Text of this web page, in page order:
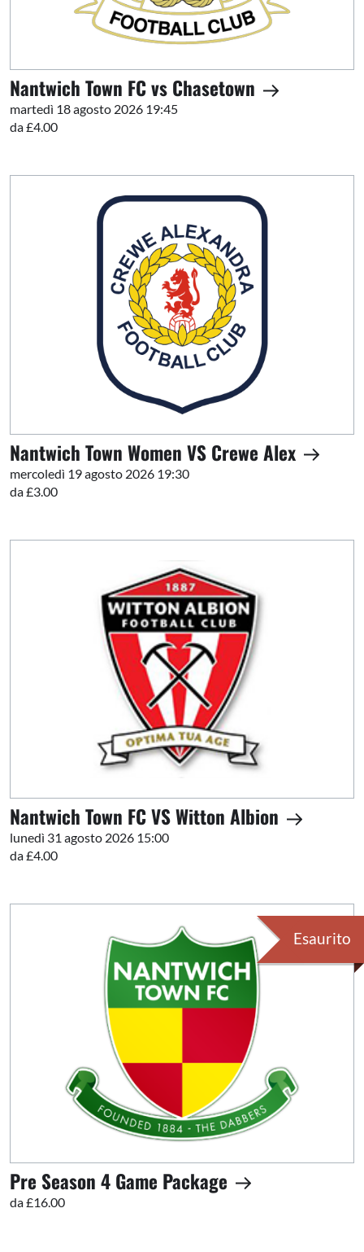
Nantwich Town FC vs Chasetown
martedì 18 agosto 2026 19:45
da £4.00
Nantwich Town Women VS Crewe Alex
mercoledì 19 agosto 2026 19:30
da £3.00
Nantwich Town FC VS Witton Albion
lunedì 31 agosto 2026 15:00
da £4.00
Esaurito
Pre Season 4 Game Package
da £16.00